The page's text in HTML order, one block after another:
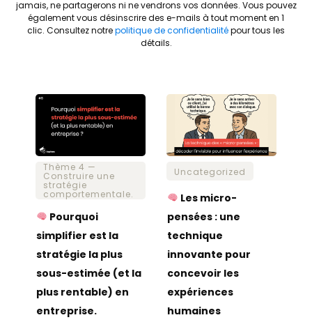
jamais, ne partagerons ni ne vendrons vos données. Vous pouvez
également vous désinscrire des e-mails à tout moment en 1
clic. Consultez notrepolitique de confidentialitépour tous les
détails.
Thème 4 —
Construire une
stratégie
comportementale.
Pourquoi
simplifier est la
stratégie la plus
sous-estimée (et la
plus rentable) en
entreprise.
Uncategorized
Les micro-
pensées : une
technique
innovante pour
concevoir les
expériences
humaines